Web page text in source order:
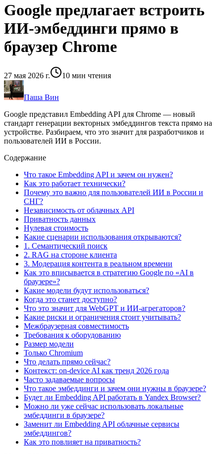
Google предлагает встроить
ИИ-эмбеддинги прямо в
браузер Chrome
27 мая 2026 г. 10 мин чтения
Паша Вин
Google представил Embedding API для Chrome — новый
стандарт генерации векторных эмбеддингов текста прямо на
устройстве. Разбираем, что это значит для разработчиков и
пользователей ИИ в России.
Содержание
Что такое Embedding API и зачем он нужен?
Как это работает технически?
Почему это важно для пользователей ИИ в России и
СНГ?
Независимость от облачных API
Приватность данных
Нулевая стоимость
Какие сценарии использования открываются?
1. Семантический поиск
2. RAG на стороне клиента
3. Модерация контента в реальном времени
Как это вписывается в стратегию Google по «AI в
браузере»?
Какие модели будут использоваться?
Когда это станет доступно?
Что это значит для WebGPT и ИИ-агрегаторов?
Какие риски и ограничения стоит учитывать?
Межбраузерная совместимость
Требования к оборудованию
Размер модели
Только Chromium
Что делать прямо сейчас?
Контекст: on-device AI как тренд 2026 года
Часто задаваемые вопросы
Что такое эмбеддинги и зачем они нужны в браузере?
Будет ли Embedding API работать в Yandex Browser?
Можно ли уже сейчас использовать локальные
эмбеддинги в браузере?
Заменит ли Embedding API облачные сервисы
эмбеддингов?
Как это повлияет на приватность?